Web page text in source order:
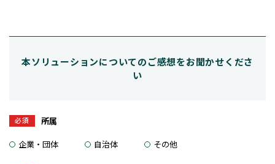
本ソリューションについてのご感想をお聞かせくださ
い
所属
必須
企業・団体 自治体 その他